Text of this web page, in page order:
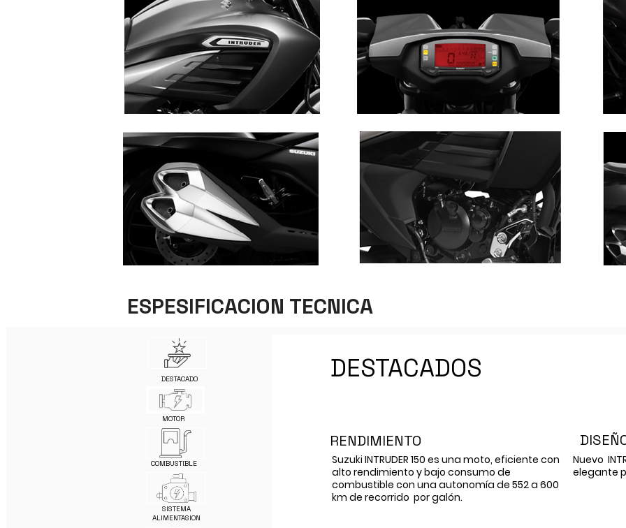
ESPESIFICACION TECNICA
DESTACADO
MOTOR
COMBUSTIBLE
SISTEMA
ALIMENTASION
DESTACADOS
RENDIMIENTO
Suzuki INTRUDER 150 es una moto, eficiente con
alto rendimiento y bajo consumo de
combustible con una autonomía de 552 a 600
km de recorrido porgalón.
Nuevo
elegante